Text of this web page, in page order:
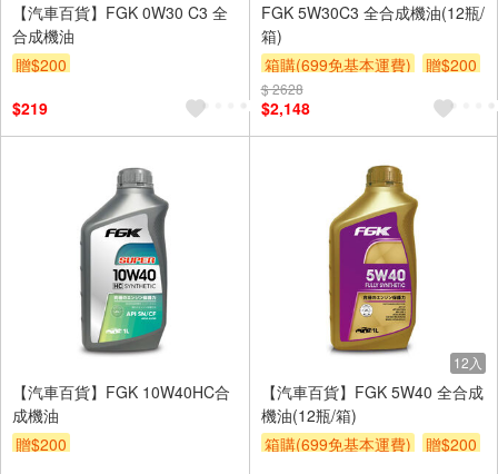
【汽車百貨】FGK 0W30 C3 全
合成機油
贈$200
$219
FGK 5W30C3 全合成機油(12瓶/
箱)
箱購(699免基本運費)
贈$200
$ 2628
$2,148
【汽車百貨】FGK 10W40HC合
成機油
贈$200
12入
【汽車百貨】FGK 5W40 全合成
機油(12瓶/箱)
箱購(699免基本運費)
贈$200